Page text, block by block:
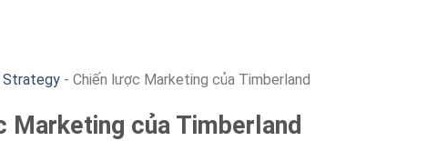
Strategy- Chiến lược Marketing của Timberland
Marketing của Timberland